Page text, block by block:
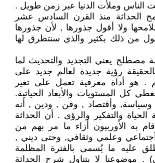
الناس وملأت الدنيا عبر زمن طويل .
الحداثة منذ القرن السادس عشر
ولا أقول جذورها , لأن جذورها
من ذلك بكثير والذي سنتطرق لها
مصطلح يعني التجديد والتحديث لما
رؤية جديدة لعالم جديد على
. هو أداة معرفية تعمل على تغير
كل المستويات والأبعاد الحياتية.
وأقتصاد , وفن , ودين , أنه
والتفكير والرؤى . أن الحداثة
به الأوربيون أزاء ما مر بهم من
وعلمي وثقافي, وحتى ديني ,
عليه ما يُسمى بالفترة المظلمة
. موضوعنا لا يتناول شرح الحداثة